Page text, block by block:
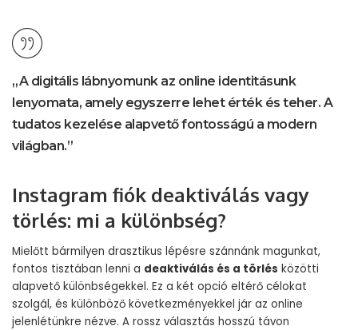
„A digitális lábnyomunk az online identitásunk
lenyomata, amely egyszerre lehet érték és teher. A
tudatos kezelése alapvető fontosságú a modern
világban.”
Instagram fiók deaktiválás vagy
törlés: mi a különbség?
Mielőtt bármilyen drasztikus lépésre szánnánk magunkat,
fontos tisztában lenni a deaktiválás és a törlés közötti
alapvető különbségekkel. Ez a két opció eltérő célokat
szolgál, és különböző következményekkel jár az online
jelenlétünkre nézve. A rossz választás hosszú távon